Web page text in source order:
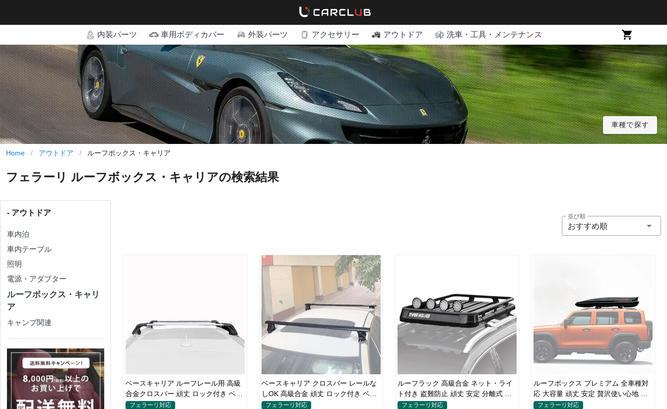
内装パーツ 車用ボディカバー 外装パーツ アクセサリー アウトドア 洗車・工具・メンテナンス
車種で探す
Home / アウトドア / ルーフボックス・キャリア
フェラーリ ルーフボックス・キャリアの検索結果
- アウトドア
車内泊
車内テーブル
照明
電源・アダプター
ルーフボックス・キャリ
ア
キャンプ関連
並び順
おすすめ順
ベースキャリア ルーフレール用 高級
合金クロスバー 頑丈 ロック付き ベー
スラックセット
フェラーリ対応
ベースキャリア クロスバー レールな
しOK 高級合金 頑丈 ロック付き ベー
スラックセット
フェラーリ対応
ルーフラック 高級合金 ネット・ライ
ト付き 盗難防止 頑丈 安定 分離式 大
容量 ベースキャリア
フェラーリ対応
ルーフボックス プレミアム 全車種対
応 大容量 頑丈 安定 贅沢使い心地 お
しゃれ 多色 車用ラゲッジケース
フェラーリ対応